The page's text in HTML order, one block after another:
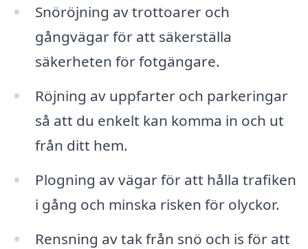
Snöröjning av trottoarer och
gångvägar för att säkerställa
säkerheten för fotgängare.
Röjning av uppfarter och parkeringar
så att du enkelt kan komma in och ut
från ditt hem.
Plogning av vägar för att hålla trafiken
i gång och minska risken för olyckor.
Rensning av tak från snö och is för att